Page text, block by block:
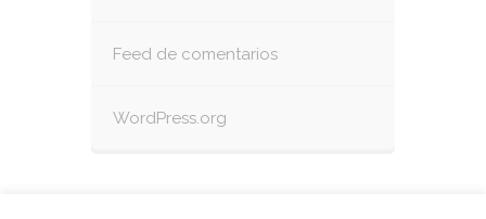
Feed de comentarios
WordPress.org